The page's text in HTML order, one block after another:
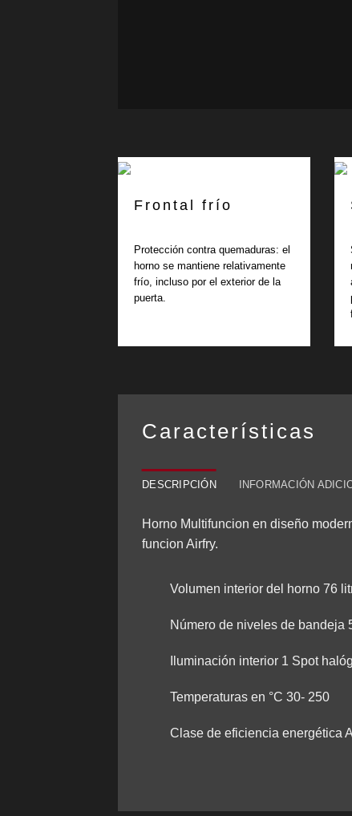
Frontal frío
Protección contra quemaduras: el
horno se mantiene relativamente
frío, incluso por el exterior de la
puerta.
Características
DESCRIPCIÓN INFORMACIÓN
Horno Multifuncion en diseño
funcion Airfry.
Volumen interior del horno 76
Número de niveles de bandeja
Iluminación interior 1 Spot
Temperaturas en °C 30- 250
Clase de eficiencia energética